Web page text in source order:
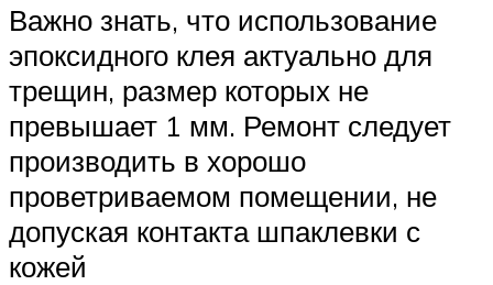
Важно знать, что использование
эпоксидного клея актуально для
трещин, размер которых не
превышает 1 мм. Ремонт следует
производить в хорошо
проветриваемом помещении, не
допуская контакта шпаклевки с
кожей